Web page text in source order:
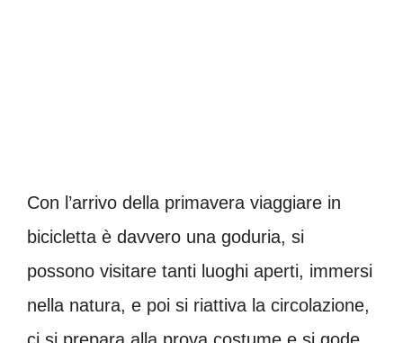
Con l’arrivo della primavera viaggiare in
bicicletta è davvero una goduria, si
possono visitare tanti luoghi aperti, immersi
nella natura, e poi si riattiva la circolazione,